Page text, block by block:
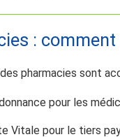
: comment
pharmacies sont
pour les
Vitale pour le tiers